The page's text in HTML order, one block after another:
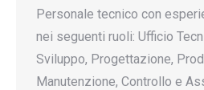
Personale tecnico con
nei seguenti ruoli: Ufficio
Sviluppo, Progettazione,
Manutenzione, Controllo e